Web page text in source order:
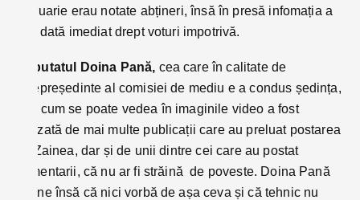
februarie erau notate abțineri, însă în presă infomația a
fost dată imediat drept voturi impotrivă.
Deputatul Doina Pană, cea care în calitate de
vicepreședinte al comisiei de mediu e a condus ședința,
așa cum se poate vedea în imaginile video a fost
acuzată de mai multe publicații care au preluat postarea
lui Zainea, dar și de unii dintre cei care au postat
comentarii, că nu ar fi străină de poveste. Doina Pană
spune însă că nici vorbă de așa ceva și că tehnic nu